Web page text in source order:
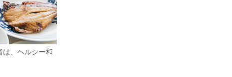
は、ヘルシー和